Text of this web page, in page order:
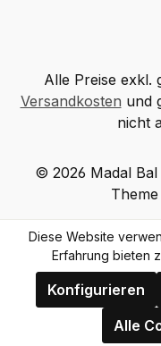
Alle Preise exkl.
Versandkosten und
nicht
© 2026 Madal Bal
Diese Website
Erfahrung bieten
Konfigurieren
Alle